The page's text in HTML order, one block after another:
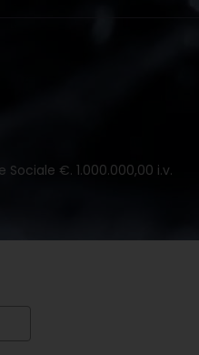
Sociale €. 1.000.000,00 i.v.